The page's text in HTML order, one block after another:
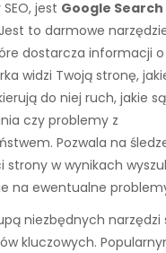
jest Google Search
to darmowe
dostarcza informacji
widzi Twoją stronę,
do niej ruch, jakie
czy problemy z
Pozwala na
strony w wynikach
na ewentualne
niezbędnych narzędzi
kluczowych.